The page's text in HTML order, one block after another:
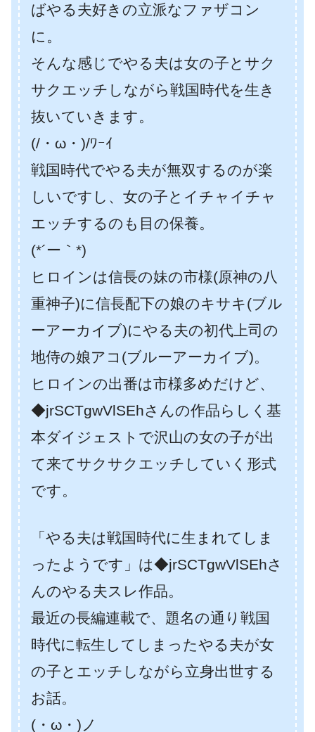
ばやる夫好きの立派なファザコン
に。
そんな感じでやる夫は女の子とサク
サクエッチしながら戦国時代を生き
抜いていきます。
(/・ω・)/ﾜｰｲ
戦国時代でやる夫が無双するのが楽
しいですし、女の子とイチャイチャ
エッチするのも目の保養。
(*´ー｀*)
ヒロインは信長の妹の市様(原神の八
重神子)に信長配下の娘のキサキ(ブル
ーアーカイブ)にやる夫の初代上司の
地侍の娘アコ(ブルーアーカイブ)。
ヒロインの出番は市様多めだけど、
◆jrSCTgwVlSEhさんの作品らしく基
本ダイジェストで沢山の女の子が出
て来てサクサクエッチしていく形式
です。
「やる夫は戦国時代に生まれてしま
ったようです」は◆jrSCTgwVlSEhさ
んのやる夫スレ作品。
最近の長編連載で、題名の通り戦国
時代に転生してしまったやる夫が女
の子とエッチしながら立身出世する
お話。
(・ω・)ノ